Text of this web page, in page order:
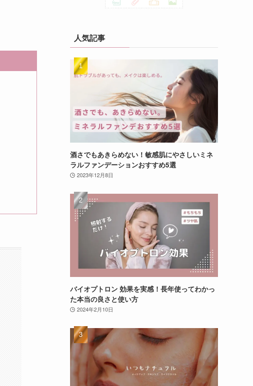
人気記事
酒さでもあきらめない！敏感肌にやさしいミネ
ラルファンデーションおすすめ5選
2023年12月8日
バイオプトロン 効果を実感！長年使ってわかっ
た本当の良さと使い方
2024年2月10日